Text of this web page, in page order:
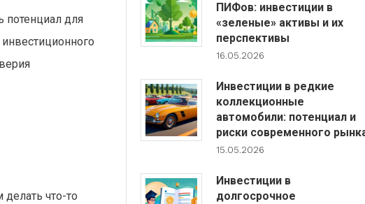
потенциал для
что-то
ПИФов: инвестиции в
«зеленые» активы и их
перспективы
16.05.2026
Инвестиции в редкие
коллекционные
автомобили: потенциал и
риски современного
15.05.2026
Инвестиции в
долгосрочное